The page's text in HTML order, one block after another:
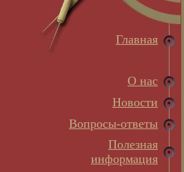
Главная
О нас
Новости
Вопросы-ответы
Полезная
информация